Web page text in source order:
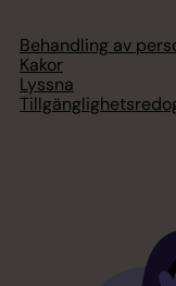
Behandling av
Kakor
Lyssna